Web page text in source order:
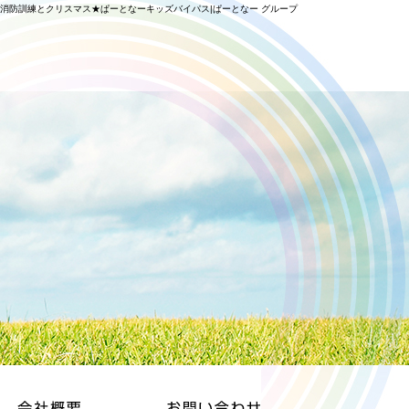
防訓練とクリスマス★ぱーとなーキッズバイパス|ぱーとなー グループ